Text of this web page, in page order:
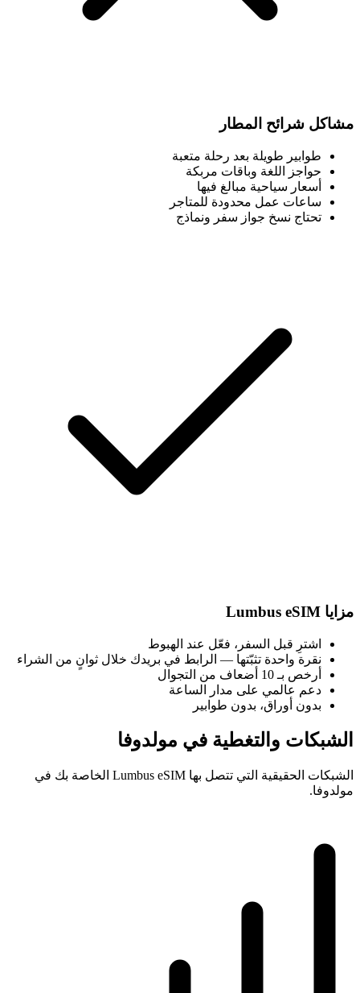
مشاكل شرائح المطار
طوابير طويلة بعد رحلة متعبة
حواجز اللغة وباقات مربكة
أسعار سياحية مبالغ فيها
ساعات عمل محدودة للمتاجر
تحتاج نسخ جواز سفر ونماذج
مزايا Lumbus eSIM
اشترِ قبل السفر، فعّل عند الهبوط
نقرة واحدة تثبّتها — الرابط في بريدك خلال ثوانٍ من الشراء
أرخص بـ 10 أضعاف من التجوال
دعم عالمي على مدار الساعة
بدون أوراق، بدون طوابير
الشبكات والتغطية في مولدوفا
الشبكات الحقيقية التي تتصل بها Lumbus eSIM الخاصة بك في
مولدوفا.